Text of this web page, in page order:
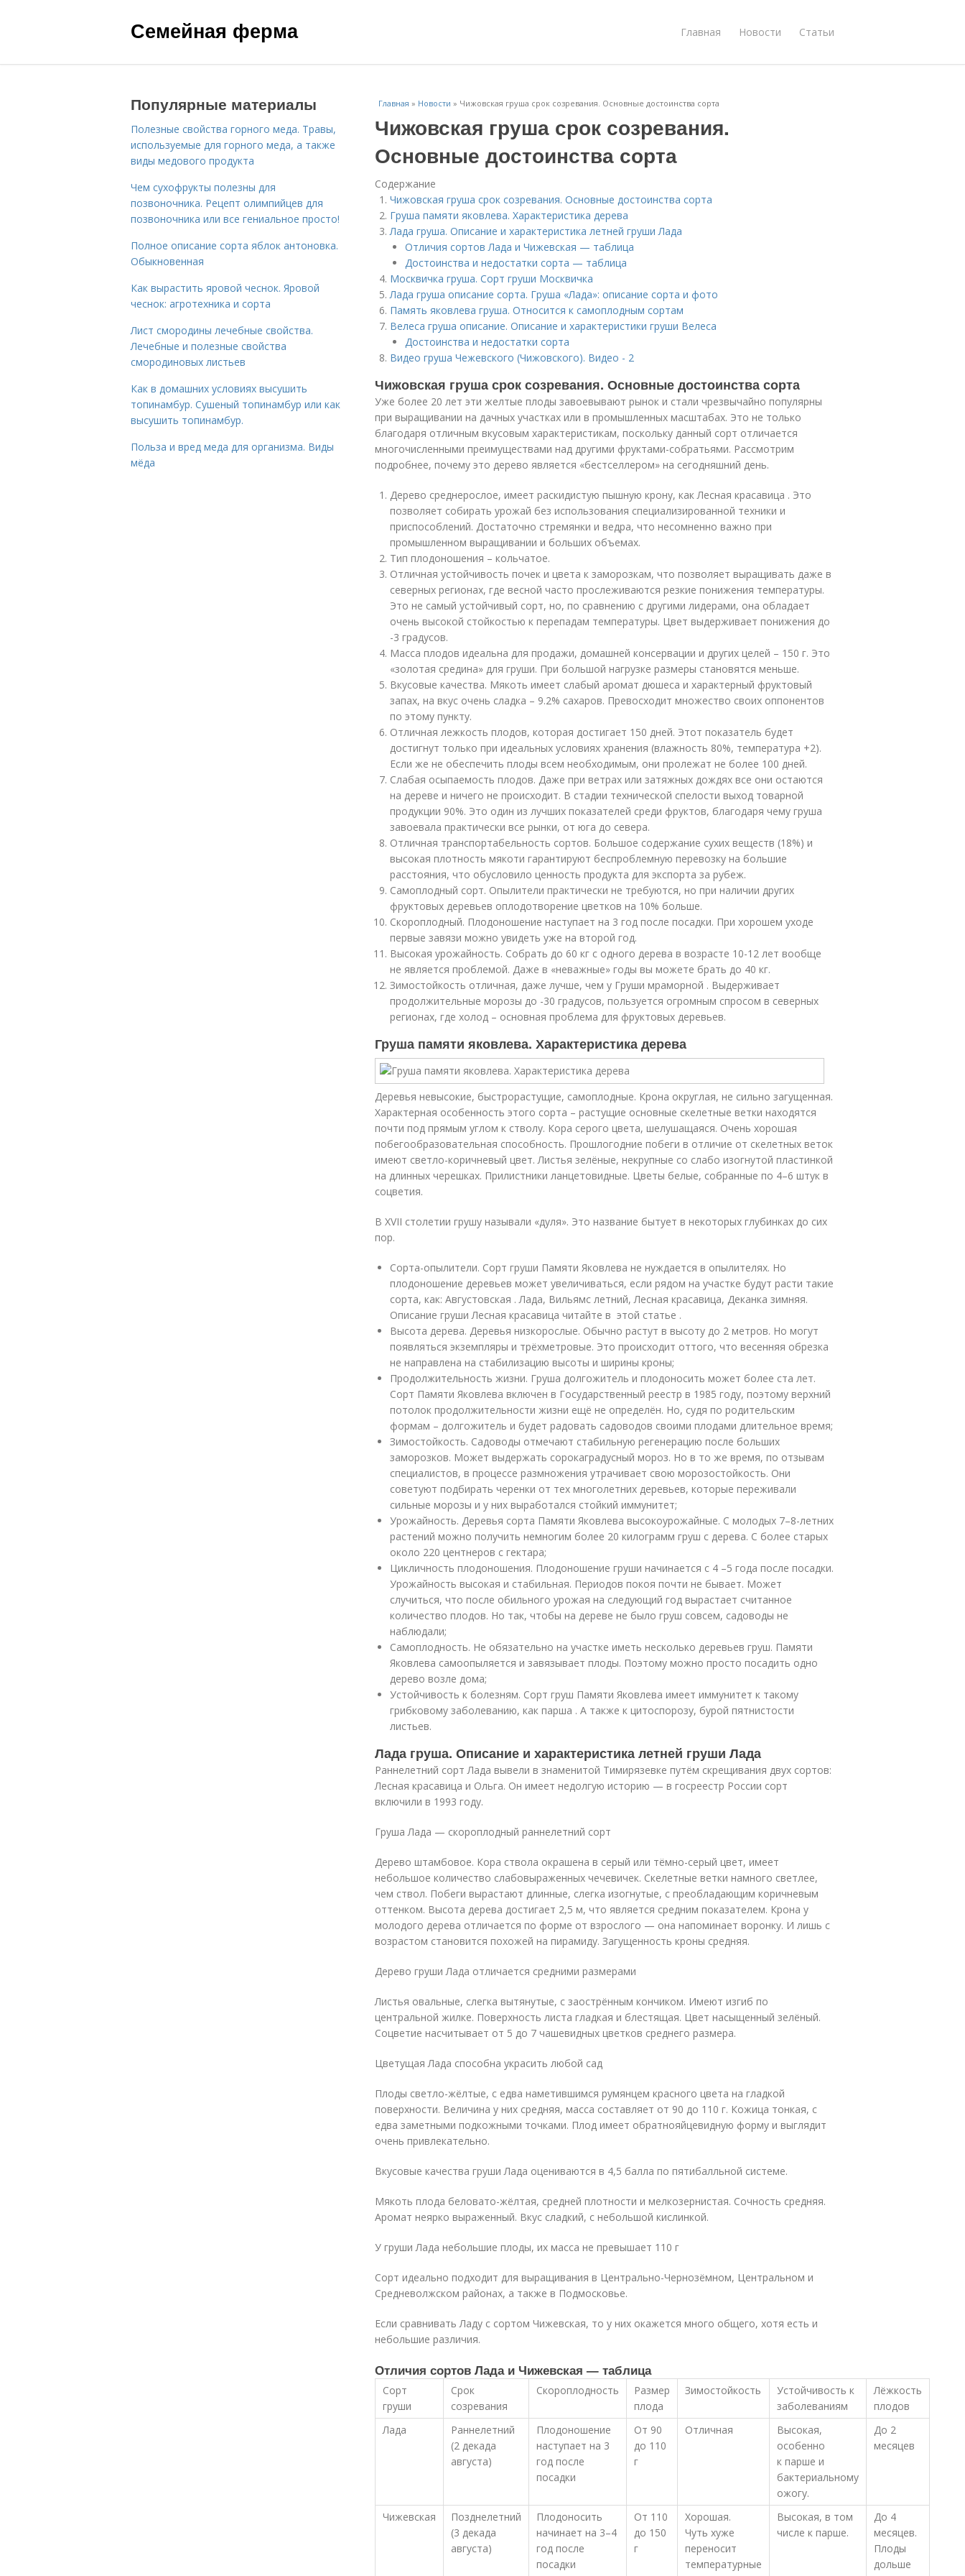
Семейная ферма Главная Новости Статьи
Главная » Новости » Чижовская груша срок созревания. Основные достоинства сорта
Чижовская груша срок созревания.
Основные достоинства сорта
Содержание
Чижовская груша срок созревания. Основные достоинства сорта
Груша памяти яковлева. Характеристика дерева
Лада груша. Описание и характеристика летней груши Лада
Отличия сортов Лада и Чижевская — таблица
Достоинства и недостатки сорта — таблица
Москвичка груша. Сорт груши Москвичка
Лада груша описание сорта. Груша «Лада»: описание сорта и фото
Память яковлева груша. Относится к самоплодным сортам
Велеса груша описание. Описание и характеристики груши Велеса
Достоинства и недостатки сорта
Видео груша Чежевского (Чижовского). Видео - 2
Чижовская груша срок созревания. Основные достоинства сорта
Уже более 20 лет эти желтые плоды завоевывают рынок и стали чрезвычайно популярны
при выращивании на дачных участках или в промышленных масштабах. Это не только
благодаря отличным вкусовым характеристикам, поскольку данный сорт отличается
многочисленными преимуществами над другими фруктами-собратьями. Рассмотрим
подробнее, почему это дерево является «бестселлером» на сегодняшний день.
Дерево среднерослое, имеет раскидистую пышную крону, как Лесная красавица . Это
позволяет собирать урожай без использования специализированной техники и
приспособлений. Достаточно стремянки и ведра, что несомненно важно при
промышленном выращивании и больших объемах.
Тип плодоношения – кольчатое.
Отличная устойчивость почек и цвета к заморозкам, что позволяет выращивать даже в
северных регионах, где весной часто прослеживаются резкие понижения температуры.
Это не самый устойчивый сорт, но, по сравнению с другими лидерами, она обладает
очень высокой стойкостью к перепадам температуры. Цвет выдерживает понижения до
-3 градусов.
Масса плодов идеальна для продажи, домашней консервации и других целей – 150 г. Это
«золотая средина» для груши. При большой нагрузке размеры становятся меньше.
Вкусовые качества. Мякоть имеет слабый аромат дюшеса и характерный фруктовый
запах, на вкус очень сладка – 9.2% сахаров. Превосходит множество своих оппонентов
по этому пункту.
Отличная лежкость плодов, которая достигает 150 дней. Этот показатель будет
достигнут только при идеальных условиях хранения (влажность 80%, температура +2).
Если же не обеспечить плоды всем необходимым, они пролежат не более 100 дней.
Слабая осыпаемость плодов. Даже при ветрах или затяжных дождях все они остаются
на дереве и ничего не происходит. В стадии технической спелости выход товарной
продукции 90%. Это один из лучших показателей среди фруктов, благодаря чему груша
завоевала практически все рынки, от юга до севера.
Отличная транспортабельность сортов. Большое содержание сухих веществ (18%) и
высокая плотность мякоти гарантируют беспроблемную перевозку на большие
расстояния, что обусловило ценность продукта для экспорта за рубеж.
Самоплодный сорт. Опылители практически не требуются, но при наличии других
фруктовых деревьев оплодотворение цветков на 10% больше.
Скороплодный. Плодоношение наступает на 3 год после посадки. При хорошем уходе
первые завязи можно увидеть уже на второй год.
Высокая урожайность. Собрать до 60 кг с одного дерева в возрасте 10-12 лет вообще
не является проблемой. Даже в «неважные» годы вы можете брать до 40 кг.
Зимостойкость отличная, даже лучше, чем у Груши мраморной . Выдерживает
продолжительные морозы до -30 градусов, пользуется огромным спросом в северных
регионах, где холод – основная проблема для фруктовых деревьев.
Груша памяти яковлева. Характеристика дерева
Деревья невысокие, быстрорастущие, самоплодные. Крона округлая, не сильно загущенная.
Характерная особенность этого сорта – растущие основные скелетные ветки находятся
почти под прямым углом к стволу. Кора серого цвета, шелушащаяся. Очень хорошая
побегообразовательная способность. Прошлогодние побеги в отличие от скелетных веток
имеют светло-коричневый цвет. Листья зелёные, некрупные со слабо изогнутой пластинкой
на длинных черешках. Прилистники ланцетовидные. Цветы белые, собранные по 4–6 штук в
соцветия.
В XVII столетии грушу называли «дуля». Это название бытует в некоторых глубинках до сих
пор.
Сорта-опылители. Сорт груши Памяти Яковлева не нуждается в опылителях. Но
плодоношение деревьев может увеличиваться, если рядом на участке будут расти такие
сорта, как: Августовская . Лада, Вильямс летний, Лесная красавица, Деканка зимняя.
Описание груши Лесная красавица читайте в этой статье .
Высота дерева. Деревья низкорослые. Обычно растут в высоту до 2 метров. Но могут
появляться экземпляры и трёхметровые. Это происходит оттого, что весенняя обрезка
не направлена на стабилизацию высоты и ширины кроны;
Продолжительность жизни. Груша долгожитель и плодоносить может более ста лет.
Сорт Памяти Яковлева включен в Государственный реестр в 1985 году, поэтому верхний
потолок продолжительности жизни ещё не определён. Но, судя по родительским
формам – долгожитель и будет радовать садоводов своими плодами длительное время;
Зимостойкость. Садоводы отмечают стабильную регенерацию после больших
заморозков. Может выдержать сорокаградусный мороз. Но в то же время, по отзывам
специалистов, в процессе размножения утрачивает свою морозостойкость. Они
советуют подбирать черенки от тех многолетних деревьев, которые переживали
сильные морозы и у них выработался стойкий иммунитет;
Урожайность. Деревья сорта Памяти Яковлева высокоурожайные. С молодых 7–8-летних
растений можно получить немногим более 20 килограмм груш с дерева. С более старых
около 220 центнеров с гектара;
Цикличность плодоношения. Плодоношение груши начинается с 4 –5 года после посадки.
Урожайность высокая и стабильная. Периодов покоя почти не бывает. Может
случиться, что после обильного урожая на следующий год вырастает считанное
количество плодов. Но так, чтобы на дереве не было груш совсем, садоводы не
наблюдали;
Самоплодность. Не обязательно на участке иметь несколько деревьев груш. Памяти
Яковлева самоопыляется и завязывает плоды. Поэтому можно просто посадить одно
дерево возле дома;
Устойчивость к болезням. Сорт груш Памяти Яковлева имеет иммунитет к такому
грибковому заболеванию, как парша . А также к цитоспорозу, бурой пятнистости
листьев.
Лада груша. Описание и характеристика летней груши Лада
Раннелетний сорт Лада вывели в знаменитой Тимирязевке путём скрещивания двух сортов:
Лесная красавица и Ольга. Он имеет недолгую историю — в госреестр России сорт
включили в 1993 году.
Груша Лада — скороплодный раннелетний сорт
Дерево штамбовое. Кора ствола окрашена в серый или тёмно-серый цвет, имеет
небольшое количество слабовыраженных чечевичек. Скелетные ветки намного светлее,
чем ствол. Побеги вырастают длинные, слегка изогнутые, с преобладающим коричневым
оттенком. Высота дерева достигает 2,5 м, что является средним показателем. Крона у
молодого дерева отличается по форме от взрослого — она напоминает воронку. И лишь с
возрастом становится похожей на пирамиду. Загущенность кроны средняя.
Дерево груши Лада отличается средними размерами
Листья овальные, слегка вытянутые, с заострённым кончиком. Имеют изгиб по
центральной жилке. Поверхность листа гладкая и блестящая. Цвет насыщенный зелёный.
Соцветие насчитывает от 5 до 7 чашевидных цветков среднего размера.
Цветущая Лада способна украсить любой сад
Плоды светло-жёлтые, с едва наметившимся румянцем красного цвета на гладкой
поверхности. Величина у них средняя, масса составляет от 90 до 110 г. Кожица тонкая, с
едва заметными подкожными точками. Плод имеет обратнояйцевидную форму и выглядит
очень привлекательно.
Вкусовые качества груши Лада оцениваются в 4,5 балла по пятибалльной системе.
Мякоть плода беловато-жёлтая, средней плотности и мелкозернистая. Сочность средняя.
Аромат неярко выраженный. Вкус сладкий, с небольшой кислинкой.
У груши Лада небольшие плоды, их масса не превышает 110 г
Сорт идеально подходит для выращивания в Центрально-Чернозёмном, Центральном и
Средневолжском районах, а также в Подмосковье.
Если сравнивать Ладу с сортом Чижевская, то у них окажется много общего, хотя есть и
небольшие различия.
Отличия сортов Лада и Чижевская — таблица
Сорт
груши
Срок
созревания
Скороплодность
Размер
плода
Зимостойкость
Устойчивость к
заболеваниям
Лёжкость
плодов
Лада
Раннелетний
(2 декада
августа)
Плодоношение
наступает на 3
год после
посадки
От 90
до 110
г
Отличная
Высокая,
особенно
к парше и
бактериальному
ожогу.
До 2
месяцев
Чижевская
Позднелетний
(3 декада
августа)
Плодоносить
начинает на 3–4
год после
посадки
От 110
до 150
г
Хорошая.
Чуть хуже
переносит
температурные
Высокая, в том
числе к парше.
До 4
месяцев.
Плоды
дольше
Популярные материалы
Полезные свойства горного меда. Травы,
используемые для горного меда, а также
виды медового продукта
Чем сухофрукты полезны для
позвоночника. Рецепт олимпийцев для
позвоночника или все гениальное просто!
Полное описание сорта яблок антоновка.
Обыкновенная
Как вырастить яровой чеснок. Яровой
чеснок: агротехника и сорта
Лист смородины лечебные свойства.
Лечебные и полезные свойства
смородиновых листьев
Как в домашних условиях высушить
топинамбур. Сушеный топинамбур или как
высушить топинамбур.
Польза и вред меда для организма. Виды
мёда